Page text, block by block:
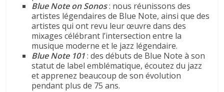
Blue Note on Sonos: nous réunissons des
artistes légendaires de Blue Note, ainsi que des
artistes qui ont revu leur œuvre dans des
mixages célébrant l’intersection entre la
musique moderne et le jazz légendaire.
Blue Note 101: des débuts de Blue Note à son
statut de label emblématique, écoutez du jazz
et apprenez beaucoup de son évolution
pendant plus de 75 ans.